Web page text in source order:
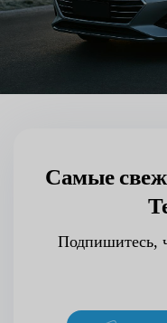
Самые
Подпишитесь,